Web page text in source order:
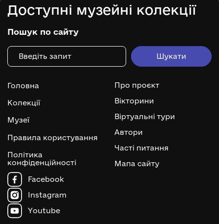
Доступні музейні колекції
Пошук по сайту
Головна
Колекції
Музеї
Правила користування
Політика
конфіденційності
Про проєкт
Вікторини
Віртуальні тури
Автори
Часті питання
Мапа сайту
Facebook
Instagram
Youtube